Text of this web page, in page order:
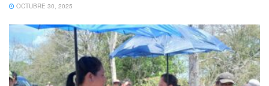
estado y 23 el Consejo Nacional de Ciencia y Tecnología
(CONACYT) y de acuerdo a cifras de la pasada
administración, también se canalizó una cantidad similar
tan solo a reparaciones que nunca fueron visibles.
OCTUBRE 30, 2025